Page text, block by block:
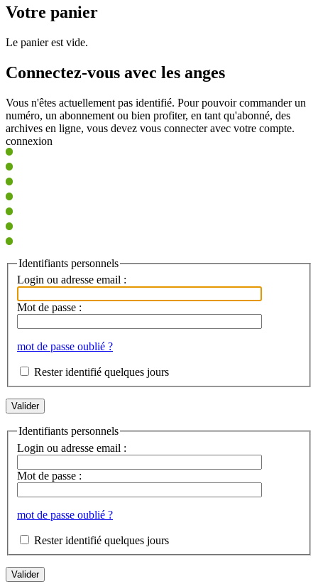
Votre panier
Le panier est vide.
Connectez-vous avec les anges
Vous n'êtes actuellement pas identifié. Pour pouvoir commander un
numéro, un abonnement ou bien profiter, en tant qu'abonné, des
archives en ligne, vous devez vous connecter avec votre compte.
connexion
Identifiants personnels
Login ou adresse email :
Mot de passe :
mot de passe oublié ?
Rester identifié quelques jours
Identifiants personnels
Login ou adresse email :
Mot de passe :
mot de passe oublié ?
Rester identifié quelques jours